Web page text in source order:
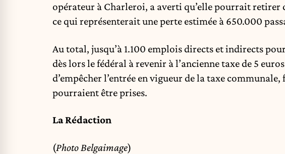
opérateur à Charleroi, a averti qu’elle pourrait retirer
ce qui représenterait une perte estimée à 650.000
Au total, jusqu’à 1.100 emplois directs et indirects
dès lors le fédéral à revenir à l’ancienne taxe de 5
d’empêcher l’entrée en vigueur de la taxe
pourraient être prises.
La Rédaction
(Photo Belgaimage)